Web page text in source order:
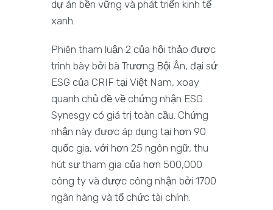
dự án bền vững và phát triển kinh tế
xanh.
Phiên tham luận 2 của hội thảo được
trình bày bởi bà Trương Bội Ân, đại sứ
ESG của CRIF tại Việt Nam, xoay
quanh chủ đề về chứng nhận ESG
Synesgy có giá trị toàn cầu. Chứng
nhận này được áp dụng tại hơn 90
quốc gia, với hơn 25 ngôn ngữ, thu
hút sự tham gia của hơn 500,000
công ty và được công nhận bởi 1700
ngân hàng và tổ chức tài chính.